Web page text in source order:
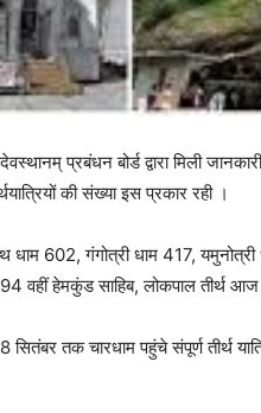
प्रबंधन बोर्ड द्वारा मिली
की संख्या इस प्रकार रही ।
धाम 602, गंगोत्री धाम 417,
वहीं हेमकुंड साहिब, लोकपाल तीर्थ
तक चारधाम पहुंचे संपूर्ण तीर्थ